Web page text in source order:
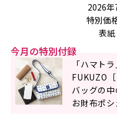
2026
特別価
表
今月の特別付録
「ハマト
FUKUZO［
バッグの
お財布ポ